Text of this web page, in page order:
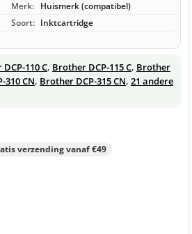
Merk: Huismerk (compatibel)
Soort: Inktcartridge
110 C, Brother DCP-115 C, Brother
310 CN, Brother DCP-315 CN, 21 andere
verzending vanaf €49
magenta huismerk aantal